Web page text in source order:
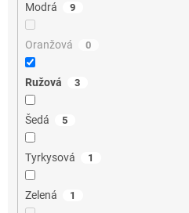
Modrá 9
Oranžová 0
Ružová 3
Šedá 5
Tyrkysová 1
Zelená 1